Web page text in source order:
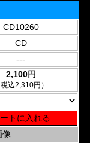
CD10260
CD
---
2,100円
税込2,310円）
像